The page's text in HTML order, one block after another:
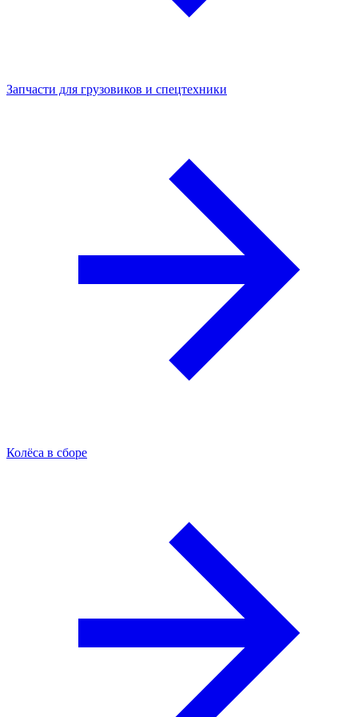
Запчасти для грузовиков и спецтехники
Колёса в сборе